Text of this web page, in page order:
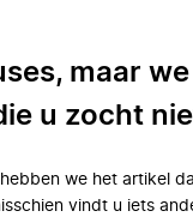
maar
u zocht
we het artikel
vindt u iets